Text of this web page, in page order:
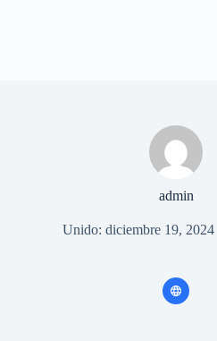
admin
Unido: diciembre 19, 2024